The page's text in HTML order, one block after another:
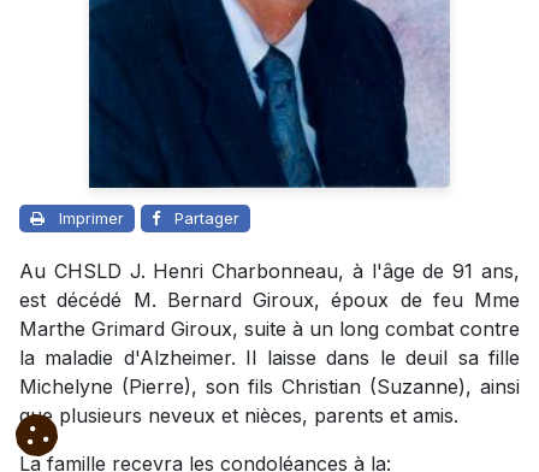
Imprimer Partager
Au CHSLD J. Henri Charbonneau, à l'âge de 91 ans,
est décédé M. Bernard Giroux, époux de feu Mme
Marthe Grimard Giroux, suite à un long combat contre
la maladie d'Alzheimer. Il laisse dans le deuil sa fille
Michelyne (Pierre), son fils Christian (Suzanne), ainsi
que plusieurs neveux et nièces, parents et amis.
La famille recevra les condoléances à la: